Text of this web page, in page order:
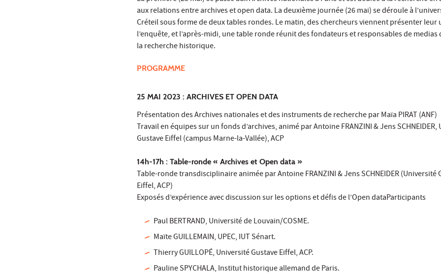
aux relations entre archives et open data. La deuxième journée (26 mai) se déroule à
Créteil sous forme de deux tables rondes. Le matin, des chercheurs viennent présenter leur
l’enquête, et l’après-midi, une table ronde réunit des fondateurs et responsables de
la recherche historique.
PROGRAMME
25 MAI 2023 : ARCHIVES ET OPEN DATA
Présentation des Archives nationales et des instruments de recherche par Maïa PIRAT (ANF)
Travail en équipes sur un fonds d’archives, animé par Antoine FRANZINI & Jens
Gustave Eiffel (campus Marne-la-Vallée), ACP
14h-17h : Table-ronde « Archives et Open data »
Table-ronde transdisciplinaire animée par Antoine FRANZINI & Jens SCHNEIDER (Université
Eiffel, ACP)
Exposés d’expérience avec discussion sur les options et défis de l’Open dataParticipants
Paul BERTRAND, Université de Louvain/COSME.
Maïte GUILLEMAIN, UPEC, IUT Sénart.
Thierry GUILLOPÉ, Université Gustave Eiffel, ACP.
Pauline SPYCHALA, Institut historique allemand de Paris.